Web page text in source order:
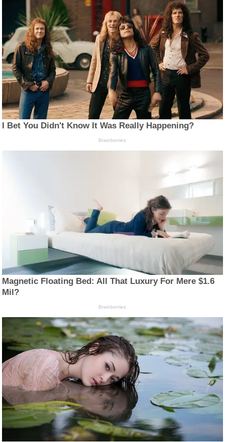
I Bet You Didn't Know It Was Really Happening?
Brainberries
Magnetic Floating Bed: All That Luxury For Mere $1.6
Mil?
Brainberries